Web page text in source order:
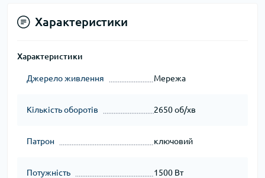
Характеристики
Характеристики
Джерело живлення Мережа
Кількість оборотів 2650 об/хв
Патрон ключовий
Потужність 1500 Вт